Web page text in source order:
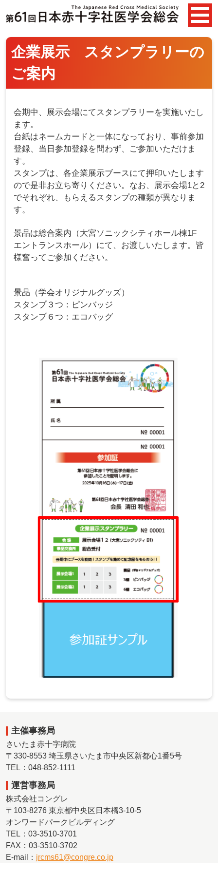
企業展示 スタンプラリーの
ご案内
会期中、展示会場にてスタンプラリーを実施いたし
ます。
台紙はネームカードと一体になっており、事前参加
登録、当日参加登録を問わず、ご参加いただけま
す。
スタンプは、各企業展示ブースにて押印いたします
ので是非お立ち寄りください。なお、展示会場1と2
でそれぞれ、もらえるスタンプの種類が異なりま
す。
景品は総合案内（大宮ソニックシティホール棟1F
エントランスホール）にて、お渡しいたします。皆
様奮ってご参加ください。
景品（学会オリジナルグッズ）
スタンプ３つ：ピンバッジ
スタンプ６つ：エコバッグ
主催事務局
さいたま赤十字病院
〒330-8553 埼玉県さいたま市中央区新都心1番5号
TEL：048-852-1111
運営事務局
株式会社コングレ
〒103-8276 東京都中央区日本橋3-10-5
オンワードパークビルディング
TEL：03-3510-3701
FAX：03-3510-3702
E-mail： jrcms61@congre.co.jp